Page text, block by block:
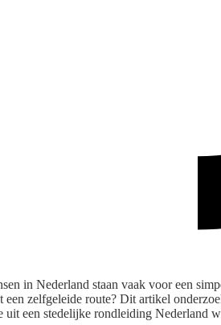
in Nederland staan vaak voor een
een zelfgeleide route? Dit artikel
uit een stedelijke rondleiding Nederland